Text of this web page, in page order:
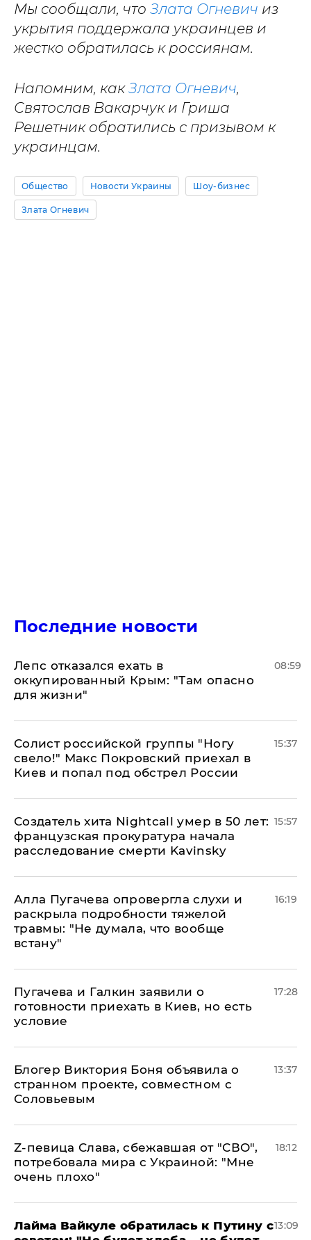
Мы сообщали, что Злата Огневич из
укрытия поддержала украинцев и
жестко обратилась к россиянам.
Напомним, какЗлата Огневич,
Святослав Вакарчук и Гриша
Решетник обратились с призывом к
украинцам.
Общество Новости Украины Шоу-бизнес
Злата Огневич
Последние новости
Лепс отказался ехать в
оккупированный Крым: "Там опасно
для жизни"
08:59
Солист российской группы "Ногу
свело!" Макс Покровский приехал в
Киев и попал под обстрел России
15:37
Создатель хита Nightcall умер в 50 лет:
французская прокуратура начала
расследование смерти Kavinsky
15:57
Алла Пугачева опровергла слухи и
раскрыла подробности тяжелой
травмы: "Не думала, что вообще
встану"
16:19
Пугачева и Галкин заявили о
готовности приехать в Киев, но есть
условие
17:28
Блогер Виктория Боня объявила о
странном проекте, совместном с
Соловьевым
13:37
Z-певица Слава, сбежавшая от "СВО",
потребовала мира с Украиной: "Мне
очень плохо"
18:12
Лайма Вайкуле обратилась к Путину с13:09